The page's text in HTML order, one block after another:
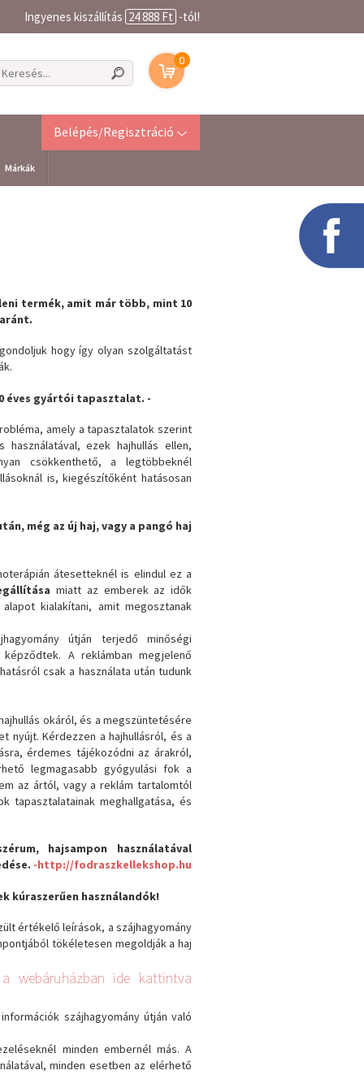
Ingyenes kiszállítás 24 888 Ft -tól!
0
Belépés/Regisztráció
Márkák
termék, amit már több, mint 10
hogy így olyan szolgáltatást
éves gyártói tapasztalat. -
amely a tapasztalatok szerint
ezek hajhullás ellen,
csökkenthető, a legtöbbeknél
is, kiegészítőként hatásosan
még az új haj, vagy a pangó haj
átesetteknél is elindul ez a
miatt az emberek az idők
kialakítani, amit megosztanak
útján terjedő minőségi
A reklámban megjelenő
csak a használata után tudunk
okáról, és a megszüntetésére
nyújt. Kérdezzen a hajhullásról, és a
érdemes tájékozódni az árakról,
legmagasabb gyógyulási fok a
az ártól, vagy a reklám tartalomtól
tapasztalatainak meghallgatása, és
hajsampon használatával
-http://fodraszkellekshop.hu
kúraszerűen használandók!
értékelő leírások, a szájhagyomány
tökéletesen megoldják a haj
webáruházban ide kattintva
szájhagyomány útján való
minden embernél más. A
minden esetben az elérhető